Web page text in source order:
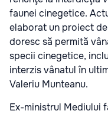
faunei cinegetice.
elaborat un proiect
doresc să permită
specii cinegetice,
interzis vânatul în
Valeriu Munteanu.
Ex-ministrul Mediului